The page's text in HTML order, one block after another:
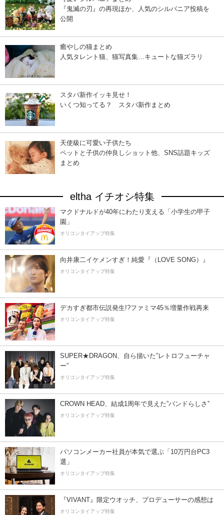
『鬼滅の刃』の再現ほか、人気のシルバニア投稿を
公開
癒やしの猫まとめ
人気タレント猫、猫写真集…キュートな猫ズラリ
スタバ新作イッキ見せ！
いくつ知ってる？ スタバ新作まとめ
天使級に可愛い子供たち
ペットと子供の仲良しショット他、SNS話題キッズ
まとめ
eltha イチオシ特集
マクドナルドが40年にわたり支える「小学生の甲子
園」
オリコンタイアップ特集
向井康二イケメンすぎ！純愛『（LOVE SONG）』
オリコンタイアップ特集
デカすぎ都市伝説発生!?ファミマ45％増量作戦再来
オリコンタイアップ特集
SUPER★DRAGON、自ら描いた”レトロフューチャ
ー”
オリコンタイアップ特集
CROWN HEAD、結成1周年で見えた”バンドらしさ”
オリコンタイアップ特集
パソコンメーカー社員が本気で選ぶ「10万円台PC3
選」
オリコンタイアップ特集
『VIVANT』限定ウオッチ、プロデューサーの感想は
オリコンタイアップ特集